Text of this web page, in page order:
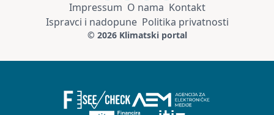
Impressum O nama Kontakt
Ispravci i nadopune Politika privatnosti
© 2026 Klimatski portal